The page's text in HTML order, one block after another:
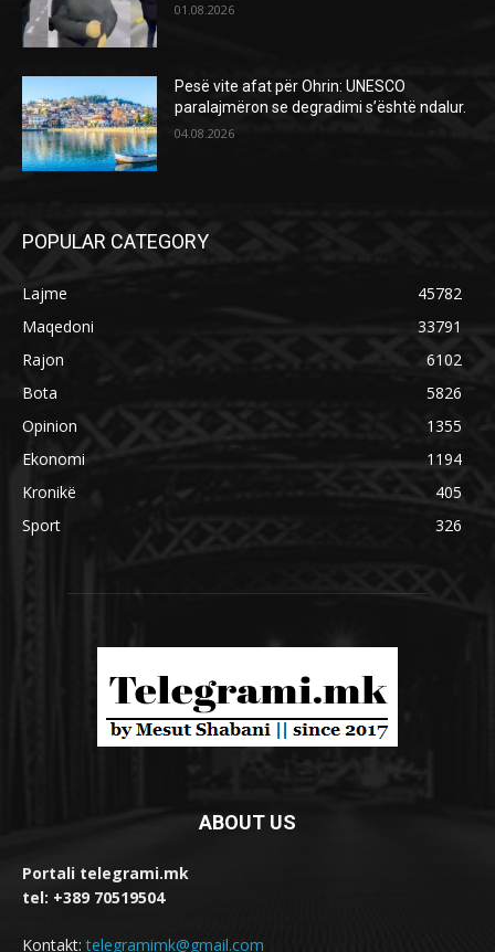
01.08.2026
Pesë vite afat për Ohrin: UNESCO
paralajmëron se degradimi s’është ndalur.
04.08.2026
POPULAR CATEGORY
Lajme
45782
Maqedoni
33791
Rajon
6102
Bota
5826
Opinion
1355
Ekonomi
1194
Kronikë
405
Sport
326
ABOUT US
Portali telegrami.mk
tel: +389 70519504
Kontakt:telegramimk@gmail.com